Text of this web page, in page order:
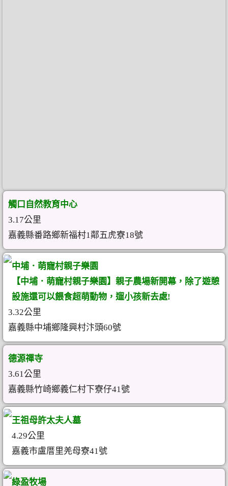
觸口自然教育中心
3.17公里
嘉義縣番路鄉新福村1鄰五虎寮18號
中埔．萌寵村親子樂園
【中埔．萌寵村親子樂園】親子農場新開幕，除了遊憩
設施還可以餵食超萌動物，遛小孩新去處!
3.32公里
嘉義縣中埔鄉隆興村汴頭60號
德源禪寺
3.61公里
嘉義縣竹崎鄉義仁村下寮仔41號
王祖母許太夫人墓
4.29公里
嘉義市盧厝里羌母寮41號
綠盈牧場